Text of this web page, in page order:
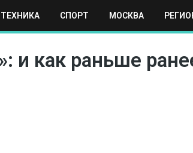
СПОРТ МОСКВА
МИР
и как раньше